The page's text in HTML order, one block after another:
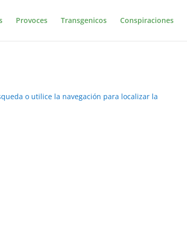
Provoces Transgenicos Conspiraciones
o utilice la navegación para localizar la